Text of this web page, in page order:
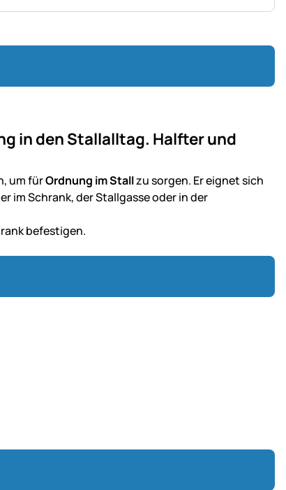
in den Stallalltag. Halfter und
um fürOrdnung im Stallzu sorgen. Er eignet sich
im Schrank, der Stallgasse oder in der
befestigen.